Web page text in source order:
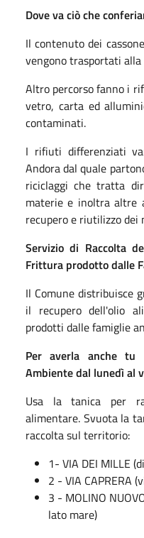
Dove va ciò che
Il contenuto dei
vengono trasportati alla
Altro percorso fanno i
vetro, carta ed
contaminati.
I rifiuti differenziati
Andora dal quale
riciclaggi che tratta
materie e inoltra altre
recupero e riutilizzo dei
Servizio di Raccolta
Frittura prodotto dalle
Il Comune distribuisce
il recupero dell'olio
prodotti dalle famiglie
Per averla anche tu
Ambiente dal lunedì al
Usa la tanica per
alimentare. Svuota la
raccolta sul territorio:
1- VIA DEI MILLE
2 - VIA CAPRERA
3 - MOLINO
lato mare)